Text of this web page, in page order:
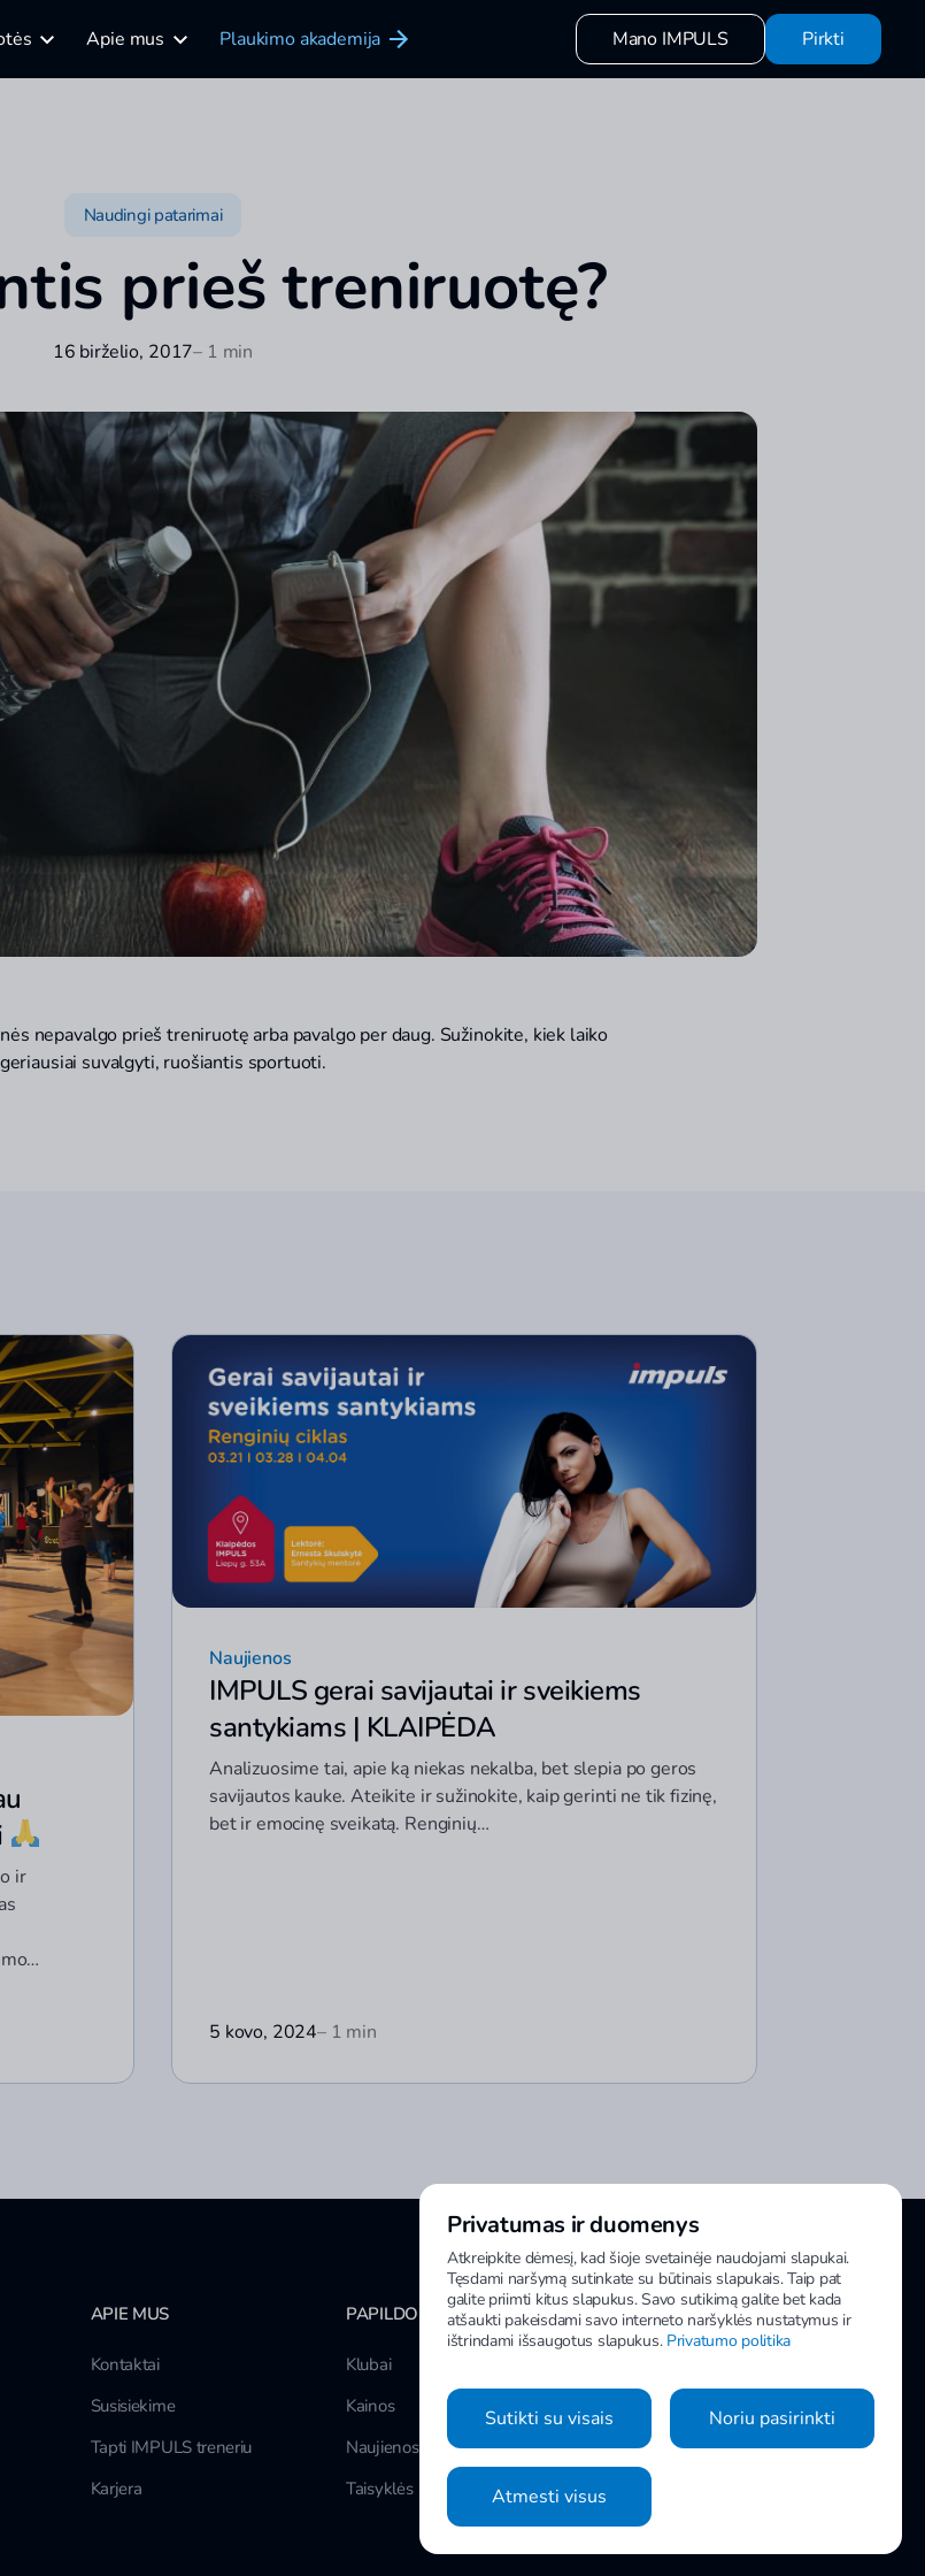
Apie mus Plaukimo akademija Mano IMPULS Pirkti
Naudingi patarimai
prieš treniruotę?
16 birželio, 2017– 1 min
nepavalgo prieš treniruotę arba pavalgo per daug. Sužinokite, kiek laiko
suvalgyti, ruošiantis sportuoti.
ir
Naujienos
IMPULS gerai savijautai ir sveikiems
santykiams | KLAIPĖDA
Analizuosime tai, apie ką niekas nekalba, bet slepia po geros
savijautos kauke. Ateikite ir sužinokite, kaip gerinti ne tik fizinę,
bet ir emocinę sveikatą. Renginių…
5 kovo, 2024– 1 min
APIE MUS
Kontaktai
Susisiekime
Tapti IMPULS treneriu
Karjera
PAPILDOMA INFORMACIJA
Klubai
Kainos
Naujienos
Taisyklės
MANO IMPULS
Slapukų nustatymai
Privatumas ir duomenys
Atkreipkite dėmesį, kad šioje svetainėje naudojami slapukai.
Tęsdami naršymą sutinkate su būtinais slapukais. Taip pat
galite priimti kitus slapukus. Savo sutikimą galite bet kada
atšaukti pakeisdami savo interneto naršyklės nustatymus ir
ištrindami išsaugotus slapukus. Privatumo politika
Sutikti su visais Noriu pasirinkti
Atmesti visus